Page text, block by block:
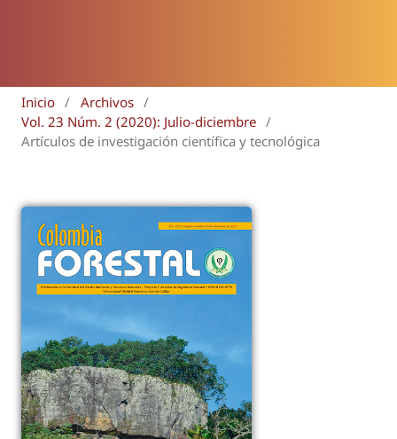
Inicio / Archivos /
Vol. 23 Núm. 2 (2020): Julio-diciembre /
Artículos de investigación científica y tecnológica